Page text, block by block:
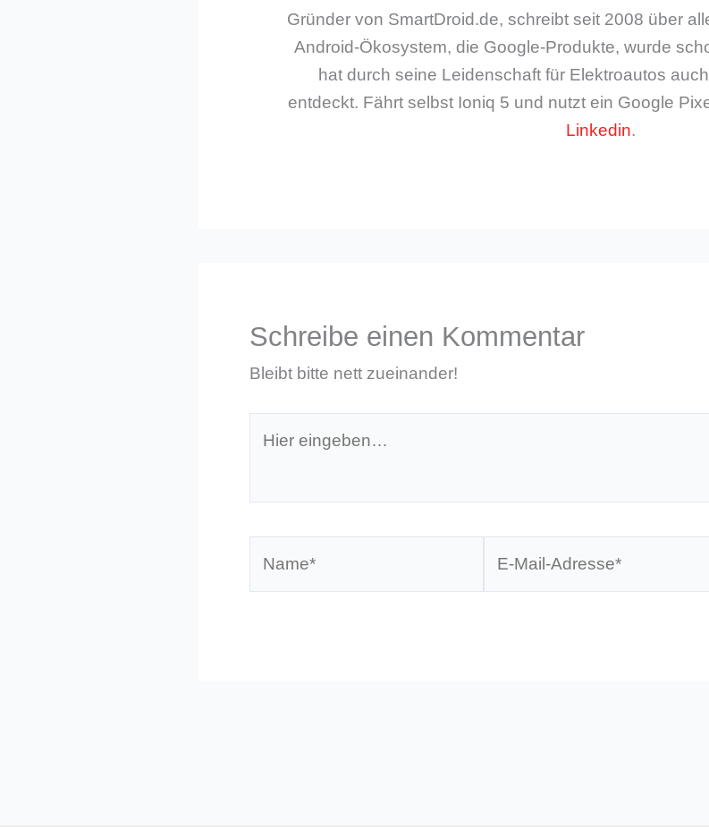
Gründer von SmartDroid.de, schreibt seit 2008 über
Android-Ökosystem, die Google-Produkte, wurde
hat durch seine Leidenschaft für Elektroautos
entdeckt. Fährt selbst Ioniq 5 und nutzt ein Google
Linkedin.
Schreibe einen Kommentar
Bleibt bitte nett zueinander!
eingeben…